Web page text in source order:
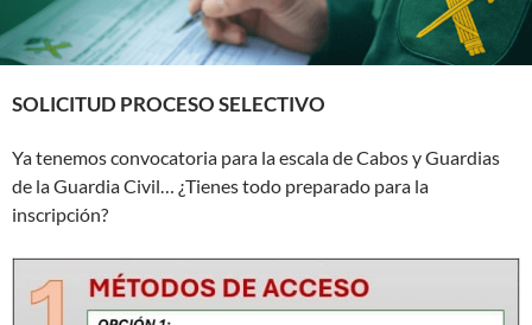
SOLICITUD PROCESO SELECTIVO
Ya tenemos convocatoria para la escala de Cabos y Guardias
de la Guardia Civil… ¿Tienes todo preparado para la
inscripción?